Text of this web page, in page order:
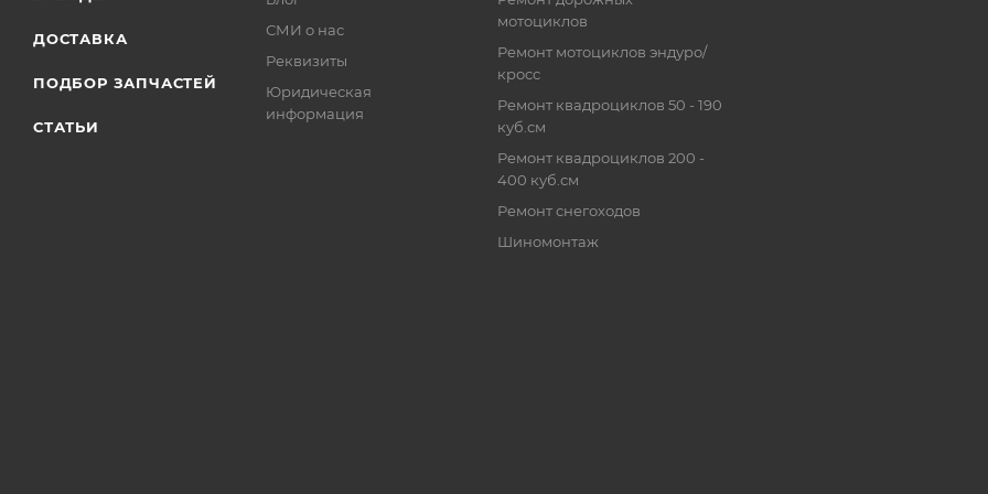
ДОСТАВКА
ПОДБОР ЗАПЧАСТЕЙ
СТАТЬИ
СМИ о нас
Реквизиты
Юридическая
информация
мотоциклов
Ремонт мотоциклов эндуро/
кросс
Ремонт квадроциклов 50 - 190
куб.см
Ремонт квадроциклов 200 -
400 куб.см
Ремонт снегоходов
Шиномонтаж